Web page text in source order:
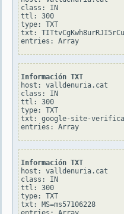
class: IN
ttl: 300
type: TXT
txt:
Información TXT
host: valldenuria.cat
class: IN
ttl: 300
type: TXT
txt: google-site-
Información TXT
host: valldenuria.cat
class: IN
ttl: 300
type: TXT
txt: MS=ms57106228